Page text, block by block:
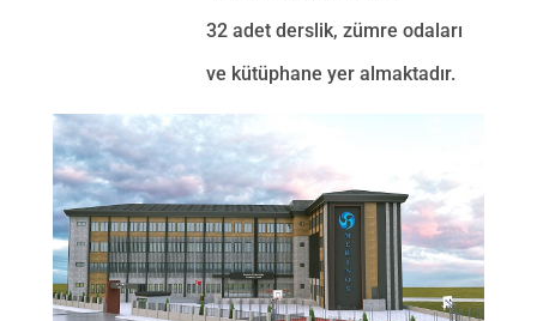
32 adet derslik, zümre odaları
ve kütüphane yer almaktadır.